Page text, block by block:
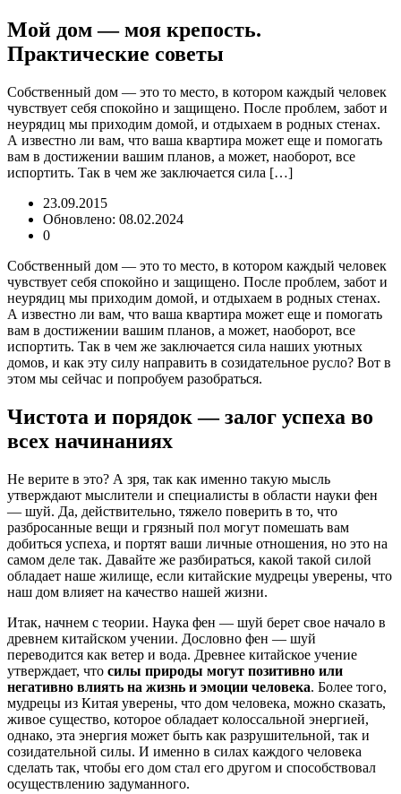
Мой дом — моя крепость.
Практические советы
Собственный дом — это то место, в котором каждый человек
чувствует себя спокойно и защищено. После проблем, забот и
неурядиц мы приходим домой, и отдыхаем в родных стенах.
А известно ли вам, что ваша квартира может еще и помогать
вам в достижении вашим планов, а может, наоборот, все
испортить. Так в чем же заключается сила […]
23.09.2015
Обновлено: 08.02.2024
0
Собственный дом — это то место, в котором каждый человек
чувствует себя спокойно и защищено. После проблем, забот и
неурядиц мы приходим домой, и отдыхаем в родных стенах.
А известно ли вам, что ваша квартира может еще и помогать
вам в достижении вашим планов, а может, наоборот, все
испортить. Так в чем же заключается сила наших уютных
домов, и как эту силу направить в созидательное русло? Вот в
этом мы сейчас и попробуем разобраться.
Чистота и порядок — залог успеха во
всех начинаниях
Не верите в это? А зря, так как именно такую мысль
утверждают мыслители и специалисты в области науки фен
— шуй. Да, действительно, тяжело поверить в то, что
разбросанные вещи и грязный пол могут помешать вам
добиться успеха, и портят ваши личные отношения, но это на
самом деле так. Давайте же разбираться, какой такой силой
обладает наше жилище, если китайские мудрецы уверены, что
наш дом влияет на качество нашей жизни.
Итак, начнем с теории. Наука фен — шуй берет свое начало в
древнем китайском учении. Дословно фен — шуй
переводится как ветер и вода. Древнее китайское учение
утверждает, что силы природы могут позитивно или
негативно влиять на жизнь и эмоции человека. Более того,
мудрецы из Китая уверены, что дом человека, можно сказать,
живое существо, которое обладает колоссальной энергией,
однако, эта энергия может быть как разрушительной, так и
созидательной силы. И именно в силах каждого человека
сделать так, чтобы его дом стал его другом и способствовал
осуществлению задуманного.